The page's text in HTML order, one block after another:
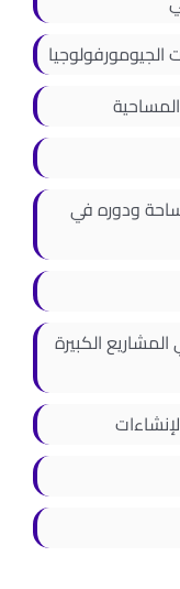
الجيومورفولوجيا
ودوره في
الكبيرة